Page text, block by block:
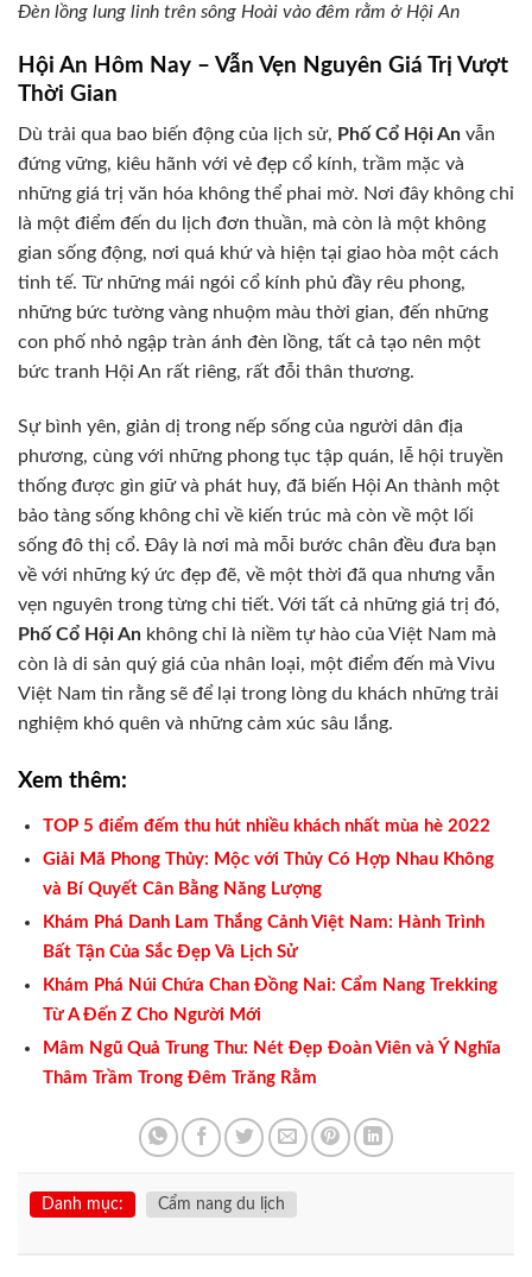
Đèn lồng lung linh trên sông Hoài vào đêm rằm ở Hội An
Hội An Hôm Nay – Vẫn Vẹn Nguyên Giá Trị Vượt
Thời Gian
Dù trải qua bao biến động của lịch sử, Phố Cổ Hội An vẫn
đứng vững, kiêu hãnh với vẻ đẹp cổ kính, trầm mặc và
những giá trị văn hóa không thể phai mờ. Nơi đây không chỉ
là một điểm đến du lịch đơn thuần, mà còn là một không
gian sống động, nơi quá khứ và hiện tại giao hòa một cách
tinh tế. Từ những mái ngói cổ kính phủ đầy rêu phong,
những bức tường vàng nhuộm màu thời gian, đến những
con phố nhỏ ngập tràn ánh đèn lồng, tất cả tạo nên một
bức tranh Hội An rất riêng, rất đỗi thân thương.
Sự bình yên, giản dị trong nếp sống của người dân địa
phương, cùng với những phong tục tập quán, lễ hội truyền
thống được gìn giữ và phát huy, đã biến Hội An thành một
bảo tàng sống không chỉ về kiến trúc mà còn về một lối
sống đô thị cổ. Đây là nơi mà mỗi bước chân đều đưa bạn
về với những ký ức đẹp đẽ, về một thời đã qua nhưng vẫn
vẹn nguyên trong từng chi tiết. Với tất cả những giá trị đó,
Phố Cổ Hội An không chỉ là niềm tự hào của Việt Nam mà
còn là di sản quý giá của nhân loại, một điểm đến mà Vivu
Việt Nam tin rằng sẽ để lại trong lòng du khách những trải
nghiệm khó quên và những cảm xúc sâu lắng.
Xem thêm:
TOP 5 điểm đếm thu hút nhiều khách nhất mùa hè 2022
Giải Mã Phong Thủy: Mộc với Thủy Có Hợp Nhau Không
và Bí Quyết Cân Bằng Năng Lượng
Khám Phá Danh Lam Thắng Cảnh Việt Nam: Hành Trình
Bất Tận Của Sắc Đẹp Và Lịch Sử
Khám Phá Núi Chứa Chan Đồng Nai: Cẩm Nang Trekking
Từ A Đến Z Cho Người Mới
Mâm Ngũ Quả Trung Thu: Nét Đẹp Đoàn Viên và Ý Nghĩa
Thâm Trầm Trong Đêm Trăng Rằm
Danh mục: Cẩm nang du lịch